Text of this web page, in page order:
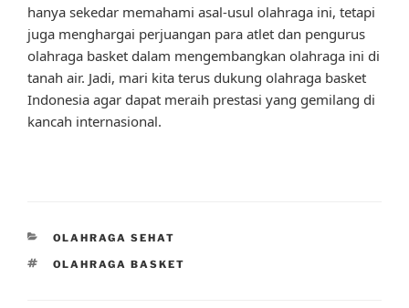
hanya sekedar memahami asal-usul olahraga ini, tetapi
juga menghargai perjuangan para atlet dan pengurus
olahraga basket dalam mengembangkan olahraga ini di
tanah air. Jadi, mari kita terus dukung olahraga basket
Indonesia agar dapat meraih prestasi yang gemilang di
kancah internasional.
CATEGORIES
OLAHRAGA SEHAT
TAGS
OLAHRAGA BASKET